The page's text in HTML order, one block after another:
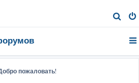
о
пожаловать!